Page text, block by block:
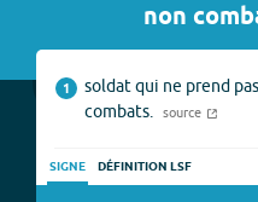
non
1
soldat qui ne prend
combats.
source
SIGNE DÉFINITION LSF